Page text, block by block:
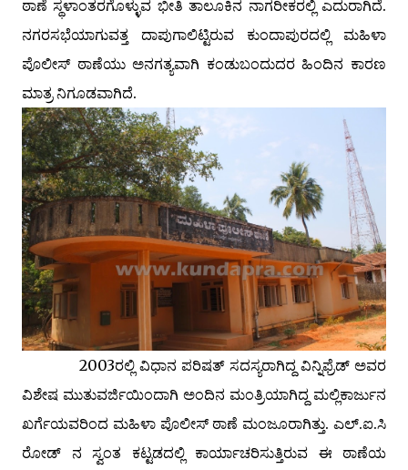
ಠಾಣೆ ಸ್ಥಳಾಂತರಗೊಳ್ಳುವ ಭೀತಿ ತಾಲೂಕಿನ ನಾಗರೀಕರಲ್ಲಿ ಎದುರಾಗಿದೆ.
ನಗರಸಭೆಯಾಗುವತ್ತ ದಾಪುಗಾಲಿಟ್ಟಿರುವ ಕುಂದಾಪುರದಲ್ಲಿ ಮಹಿಳಾ
ಪೊಲೀಸ್ ಠಾಣೆಯು ಅನಗತ್ಯವಾಗಿ ಕಂಡುಬಂದುದರ ಹಿಂದಿನ ಕಾರಣ
ಮಾತ್ರ ನಿಗೂಡವಾಗಿದೆ.
2003ರಲ್ಲಿ ವಿಧಾನ ಪರಿಷತ್ ಸದಸ್ಯರಾಗಿದ್ದ ವಿನ್ನಿಫ್ರೆಡ್ ಅವರ
ವಿಶೇಷ ಮುತುವರ್ಜಿಯಿಂದಾಗಿ ಅಂದಿನ ಮಂತ್ರಿಯಾಗಿದ್ದ ಮಲ್ಲಿಕಾರ್ಜುನ
ಖರ್ಗೆಯವರಿಂದ ಮಹಿಳಾ ಪೊಲೀಸ್ ಠಾಣೆ ಮಂಜೂರಾಗಿತ್ತು. ಎಲ್.ಐ.ಸಿ
ರೋಡ್ ನ ಸ್ವಂತ ಕಟ್ಟಡದಲ್ಲಿ ಕಾರ್ಯಾಚರಿಸುತ್ತಿರುವ ಈ ಠಾಣೆಯ